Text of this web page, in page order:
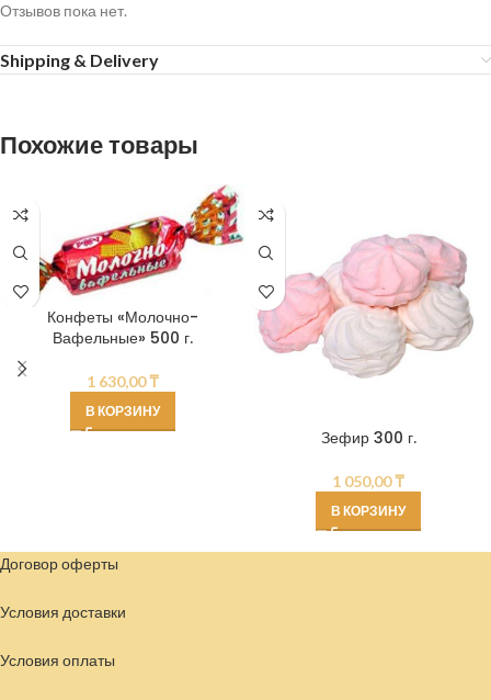
Отзывов пока нет.
Shipping & Delivery
Похожие товары
Конфеты «Молочно-
Вафельные» 500 г.
1 630,00₸
В КОРЗИНУ
Зефир 300 г.
1 050,00₸
В КОРЗИНУ
Договор оферты
Условия доставки
Условия оплаты